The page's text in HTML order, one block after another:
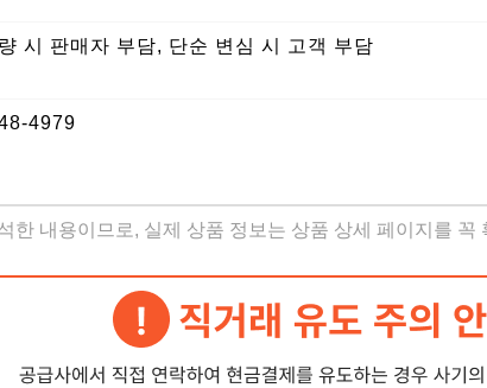
시 판매자 부담, 단순 변심 시 고객 부담
4979
한 내용이므로, 실제 상품 정보는 상품 상세 페이지를 꼭